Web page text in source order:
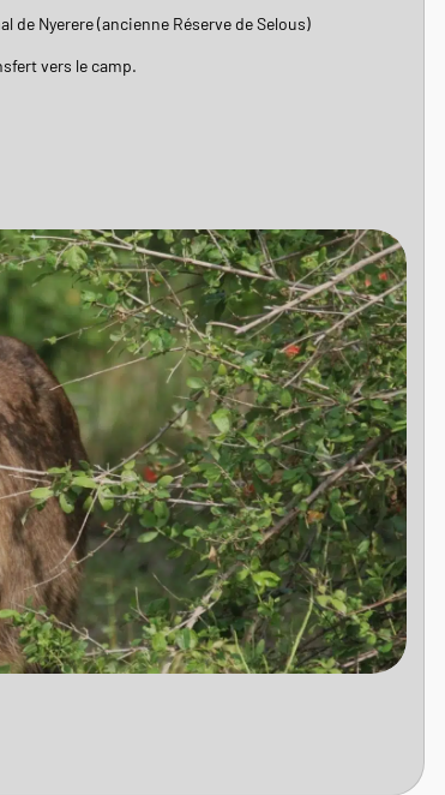
de Nyerere (ancienne Réserve de Selous)
vers le camp.